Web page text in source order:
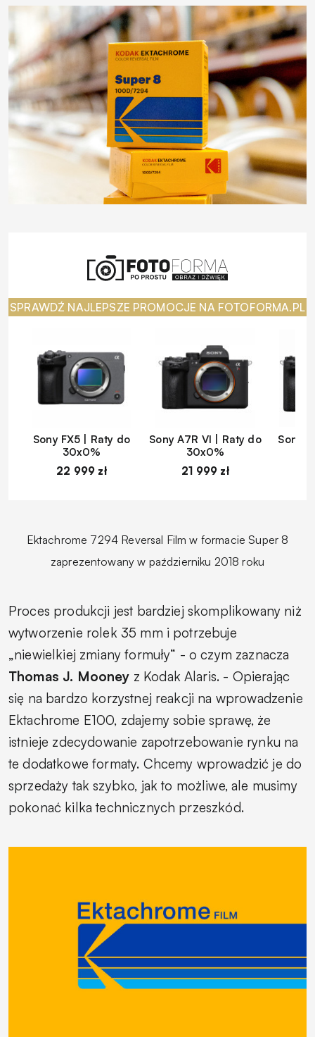
SPRAWDŹ NAJLEPSZE PROMOCJE NA FOTOFORMA.PL
Sony FX5 | Raty do
30x0%
22 999 zł
Sony A7R VI | Raty do
30x0%
21 999 zł
Sony
Ektachrome 7294 Reversal Film w formacie Super 8
zaprezentowany w październiku 2018 roku
Proces produkcji jest bardziej skomplikowany niż
wytworzenie rolek 35 mm i potrzebuje
„niewielkiej zmiany formuły“ - o czym zaznacza
Thomas J. Mooney z Kodak Alaris. - Opierając
się na bardzo korzystnej reakcji na wprowadzenie
Ektachrome E100, zdajemy sobie sprawę, że
istnieje zdecydowanie zapotrzebowanie rynku na
te dodatkowe formaty. Chcemy wprowadzić je do
sprzedaży tak szybko, jak to możliwe, ale musimy
pokonać kilka technicznych przeszkód.